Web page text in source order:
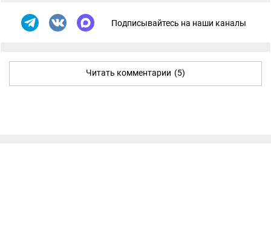
Подписывайтесь на наши каналы
Читать комментарии (5)